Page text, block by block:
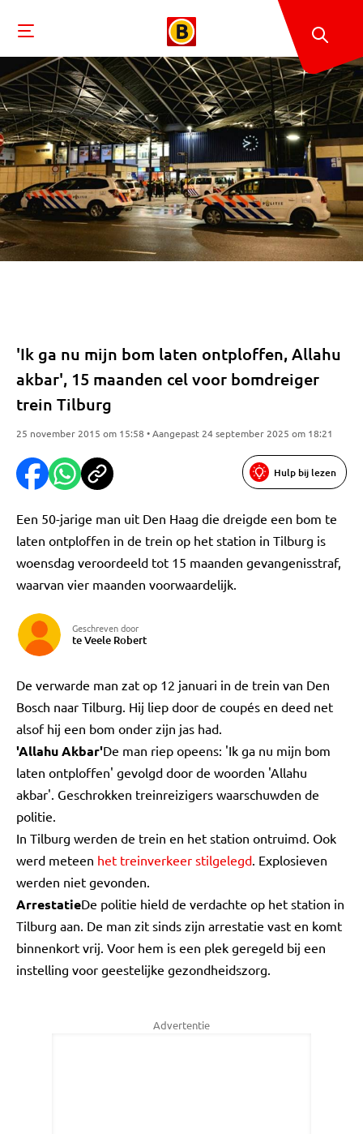
'Ik ga nu mijn bom laten ontploffen, Allahu
akbar', 15 maanden cel voor bomdreiger
trein Tilburg
25 november 2015 om 15:58 • Aangepast 24 september 2025 om 18:21
Hulp bij lezen
Een 50-jarige man uit Den Haag die dreigde een bom te
laten ontploffen in de trein op het station in Tilburg is
woensdag veroordeeld tot 15 maanden gevangenisstraf,
waarvan vier maanden voorwaardelijk.
Geschreven door
te Veele Robert
De verwarde man zat op 12 januari in de trein van Den
Bosch naar Tilburg. Hij liep door de coupés en deed net
alsof hij een bom onder zijn jas had.
'Allahu Akbar'De man riep opeens: 'Ik ga nu mijn bom
laten ontploffen' gevolgd door de woorden 'Allahu
akbar'. Geschrokken treinreizigers waarschuwden de
politie.
In Tilburg werden de trein en het station ontruimd. Ook
werd meteen het treinverkeer stilgelegd. Explosieven
werden niet gevonden.
ArrestatieDe politie hield de verdachte op het station in
Tilburg aan. De man zit sinds zijn arrestatie vast en komt
binnenkort vrij. Voor hem is een plek geregeld bij een
instelling voor geestelijke gezondheidszorg.
Advertentie